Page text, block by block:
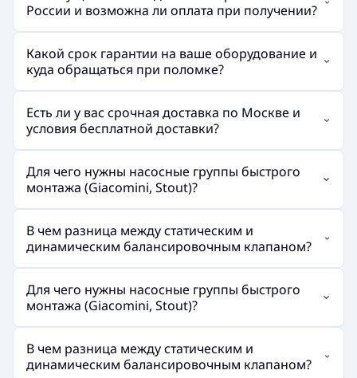
России и возможна ли оплата при получении?
Какой срок гарантии на ваше оборудование и
куда обращаться при поломке?
Есть ли у вас срочная доставка по Москве и
условия бесплатной доставки?
Для чего нужны насосные группы быстрого
монтажа (Giacomini, Stout)?
В чем разница между статическим и
динамическим балансировочным клапаном?
Для чего нужны насосные группы быстрого
монтажа (Giacomini, Stout)?
В чем разница между статическим и
динамическим балансировочным клапаном?